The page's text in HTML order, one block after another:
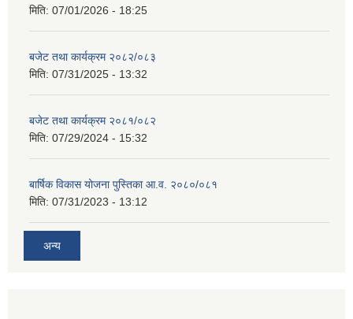
मिति: 07/01/2026 - 18:25
बजेट तथा कार्यक्रम २०८२/०८३
मिति: 07/31/2025 - 13:32
बजेट तथा कार्यक्रम २०८१/०८२
मिति: 07/29/2024 - 15:32
बार्षिक विकास योजना पुस्तिका आ.व. २०८०/०८१
मिति: 07/31/2023 - 13:12
अन्य